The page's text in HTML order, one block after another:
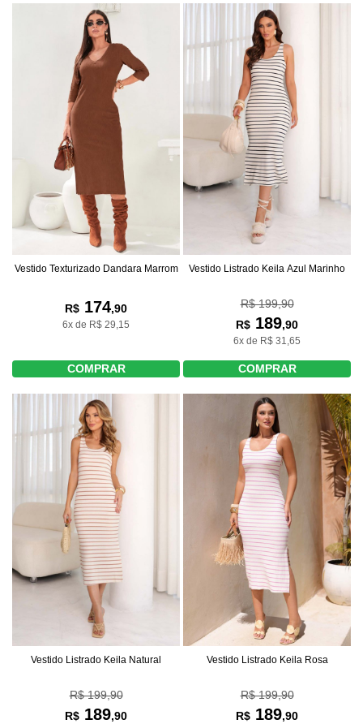
Vestido Texturizado Dandara Marrom
R$ 174,90
6x de R$ 29,15
COMPRAR
Vestido Listrado Keila Azul Marinho
R$ 199,90
R$ 189,90
6x de R$ 31,65
COMPRAR
Vestido Listrado Keila Natural
R$ 199,90
R$ 189,90
Vestido Listrado Keila Rosa
R$ 199,90
R$ 189,90